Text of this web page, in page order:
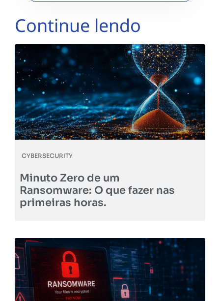
Continue lendo
CYBERSECURITY
Minuto Zero de um
Ransomware: O que fazer nas
primeiras horas.